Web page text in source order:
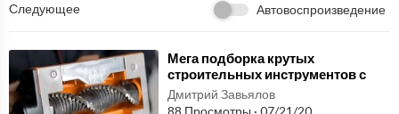
Следующее Автовоспроизведение
⁣Мега подборка крутых
строительных инструментов с
Aliexpress, лучшее с Алиэкспресс
2020
Дмитрий Завьялов